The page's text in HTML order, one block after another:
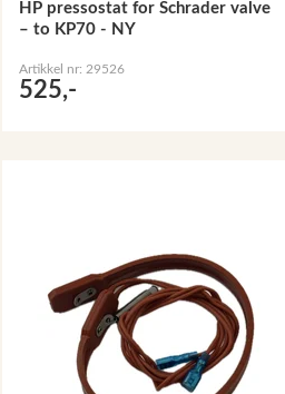
HP pressostat for Schrader valve
– to KP70 - NY
Artikkel nr: 29526
525,-